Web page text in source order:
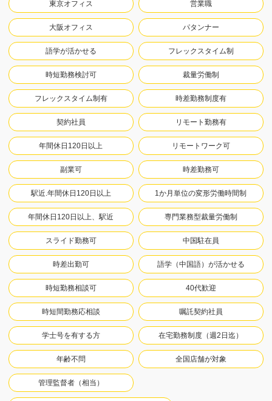
東京オフィス 営業職
大阪オフィス パタンナー
語学が活かせる フレックスタイム制
時短勤務検討可 裁量労働制
フレックスタイム制有 時差勤務制度有
契約社員 リモート勤務有
年間休日120日以上 リモートワーク可
副業可 時差勤務可
駅近.年間休日120日以上 1か月単位の変形労働時間制
年間休日120日以上、駅近 専門業務型裁量労働制
スライド勤務可 中国駐在員
時差出勤可 語学（中国語）が活かせる
時短勤務相談可 40代歓迎
時短間勤務応相談 嘱託契約社員
学士号を有する方 在宅勤務制度（週2日迄）
年齢不問 全国店舗が対象
管理監督者（相当）